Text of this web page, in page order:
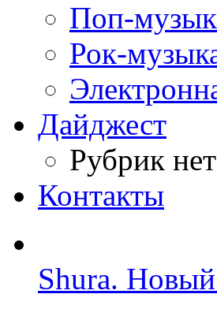
Поп-
Рок-
Дайджест
Рубрик нет
Контакты
Shura.